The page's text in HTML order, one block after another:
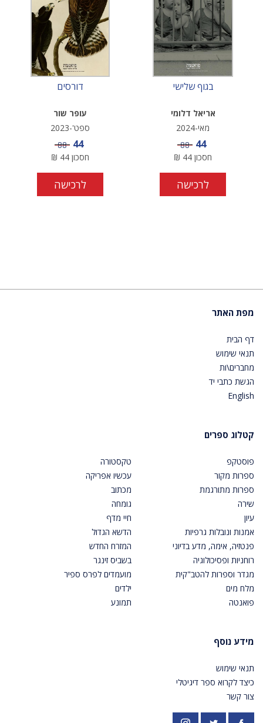
בגוף שלישי
אריאל דלומי
מאי-2024
מחיר מבצע
44 מחיר
88
חסכון 44
₪
לרכישה
דורסים
עופר שור
ספט'-2023
מחיר מבצע
44 מחיר
88
חסכון 44
₪
לרכישה
מפת האתר
דף הבית
תנאי שימוש
מחברים\ות
הגשת כתבי יד
English
קטלוג ספרים
פוסטקפ
ספרות מקור
ספרות מתורגמת
שירה
עיון
אמנות ונובלות גרפיות
פנטזיה, אימה, מדע בדיוני
רוחניות ופסיכולוגיה
מגדר וספרות להטב"קית
מלח מים
פואנטה
טקסטורה
עכשיו אפריקה
מכתוב
גומחה
חיי מדף
הדשא הגדול
המזרח החדש
בשביס זינגר
מועמדים לפרס ספיר
ילדים
תמונע
מידע נוסף
תנאי שימוש
כיצד לקרוא ספר דיגיטלי
צור קשר